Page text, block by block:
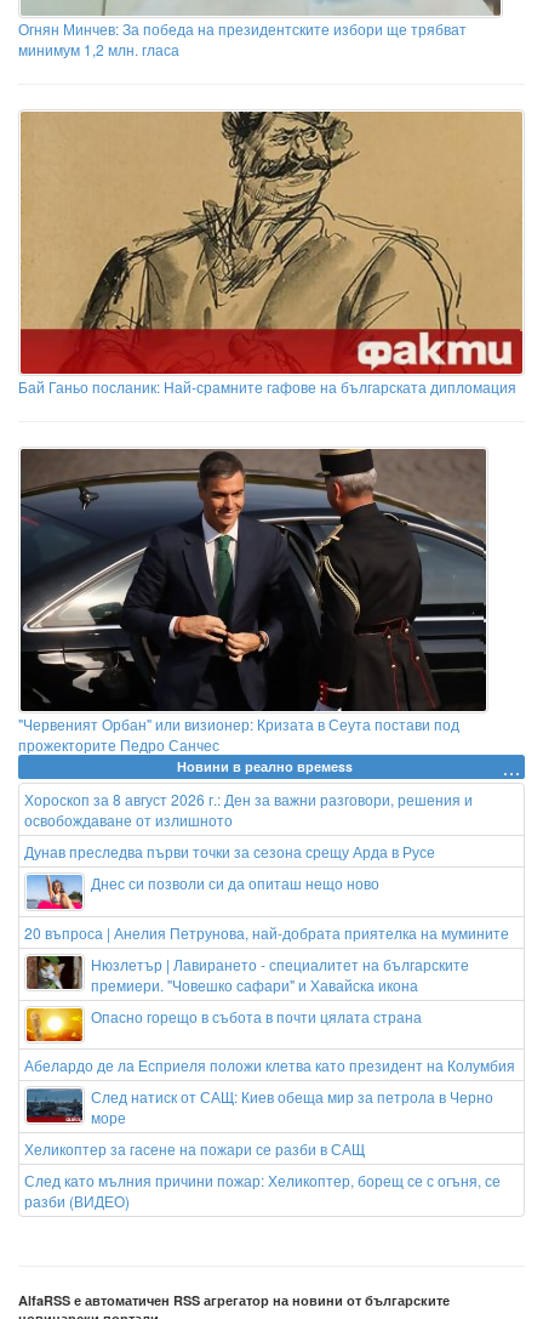
Огнян Минчев: За победа на президентските избори ще трябват
минимум 1,2 млн. гласа
Бай Ганьо посланик: Най-срамните гафове на българската дипломация
"Червеният Орбан" или визионер: Кризата в Сеута постави под
прожекторите Педро Санчес
Новини в реално времеss
Хороскоп за 8 август 2026 г.: Ден за важни разговори, решения и
освобождаване от излишното
Дунав преследва първи точки за сезона срещу Арда в Русе
Днес си позволи си да опиташ нещо ново
20 въпроса | Анелия Петрунова, най-добрата приятелка на мумините
Нюзлетър | Лавирането - специалитет на българските
премиери. "Човешко сафари" и Хавайска икона
Опасно горещо в събота в почти цялата страна
Абелардо де ла Есприеля положи клетва като президент на Колумбия
След натиск от САЩ: Киев обеща мир за петрола в Черно
море
Хеликоптер за гасене на пожари се разби в САЩ
След като мълния причини пожар: Хеликоптер, борещ се с огъня, се
разби (ВИДЕО)
AlfaRSS е автоматичен RSS агрегатор на новини от българските